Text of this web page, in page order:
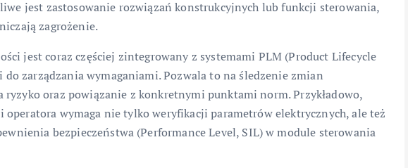
jest zastosowanie rozwiązań konstrukcyjnych lub funkcji sterowania,
zagrożenie.
jest coraz częściej zintegrowany z systemami PLM (Product Lifecycle
zarządzania wymaganiami. Pozwala to na śledzenie zmian
ryzyko oraz powiązanie z konkretnymi punktami norm. Przykładowo,
operatora wymaga nie tylko weryfikacji parametrów elektrycznych, ale też
bezpieczeństwa (Performance Level, SIL) w module sterowania